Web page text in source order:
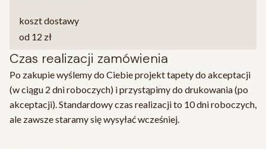
koszt dostawy
od 12 zł
Czas realizacji zamówienia
Po zakupie wyślemy do Ciebie projekt tapety do akceptacji
(w ciągu 2 dni roboczych) i przystąpimy do drukowania (po
akceptacji). Standardowy czas realizacji to 10 dni roboczych,
ale zawsze staramy się wysyłać wcześniej.